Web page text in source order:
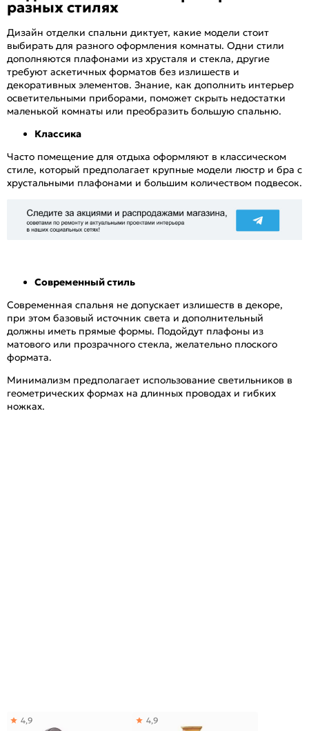
разных стилях
Дизайн отделки спальни диктует, какие модели стоит
выбирать для разного оформления комнаты. Одни стили
дополняются плафонами из хрусталя и стекла, другие
требуют аскетичных форматов без излишеств и
декоративных элементов. Знание, как дополнить интерьер
осветительными приборами, поможет скрыть недостатки
маленькой комнаты или преобразить большую спальню.
Классика
Часто помещение для отдыха оформляют в классическом
стиле, который предполагает крупные модели люстр и бра с
хрустальными плафонами и большим количеством подвесок.
Современный стиль
Современная спальня не допускает излишеств в декоре,
при этом базовый источник света и дополнительный
должны иметь прямые формы. Подойдут плафоны из
матового или прозрачного стекла, желательно плоского
формата.
Минимализм предполагает использование светильников в
геометрических формах на длинных проводах и гибких
ножках.
4,9 4,9